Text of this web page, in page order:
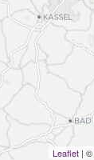
Leaflet| ©